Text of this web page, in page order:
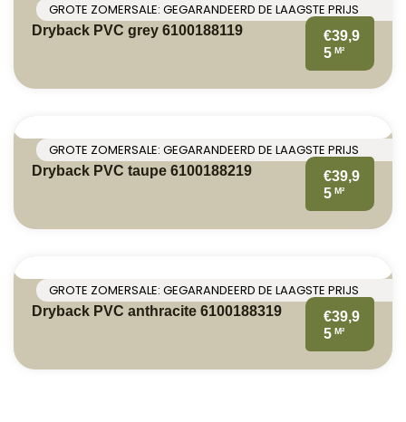
GROTE ZOMERSALE: GEGARANDEERD DE LAAGSTE PRIJS
Dryback PVC grey 6100188119
€39,9
5 M²
GROTE ZOMERSALE: GEGARANDEERD DE LAAGSTE PRIJS
Dryback PVC taupe 6100188219
€39,9
5 M²
GROTE ZOMERSALE: GEGARANDEERD DE LAAGSTE PRIJS
Dryback PVC anthracite 6100188319
€39,9
5 M²